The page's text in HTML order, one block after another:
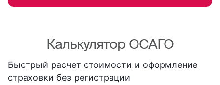
Калькулятор ОСАГО
Быстрый расчет стоимости и оформление
страховки без регистрации